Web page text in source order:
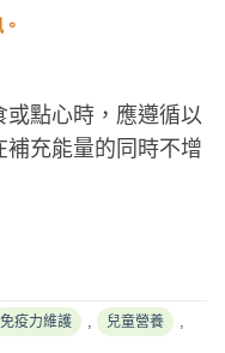
點心時，應遵循以
補充能量的同時不增
免疫力維護 兒童營養